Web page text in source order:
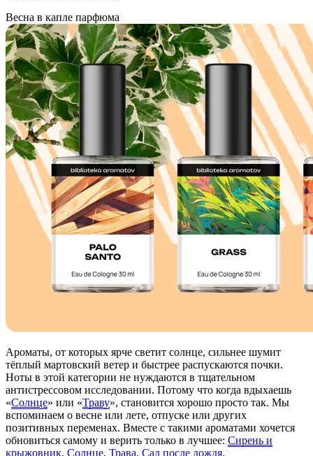
Весна в капле парфюма
Ароматы, от которых ярче светит солнце, сильнее шумит
тёплый мартовский ветер и быстрее распускаются почки.
Ноты в этой категории не нуждаются в тщательном
антистрессовом исследовании. Потому что когда вдыхаешь
«Солнце» или «Траву», становится хорошо просто так. Мы
вспоминаем о весне или лете, отпуске или других
позитивных переменах. Вместе с такими ароматами хочется
обновиться самому и верить только в лучшее: Сирень и
крыжовник, Солнце, Трава, Сад после дождя.